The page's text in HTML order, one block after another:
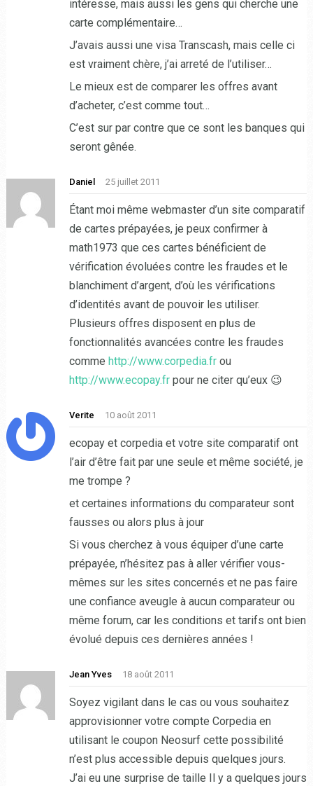
intéresse, mais aussi les gens qui cherche une
carte complémentaire…
J’avais aussi une visa Transcash, mais celle ci
est vraiment chère, j’ai arreté de l’utiliser…
Le mieux est de comparer les offres avant
d’acheter, c’est comme tout…
C’est sur par contre que ce sont les banques qui
seront gênée.
Daniel 25 juillet 2011
Étant moi même webmaster d’un site comparatif
de cartes prépayées, je peux confirmer à
math1973 que ces cartes bénéficient de
vérification évoluées contre les fraudes et le
blanchiment d’argent, d’où les vérifications
d’identités avant de pouvoir les utiliser.
Plusieurs offres disposent en plus de
fonctionnalités avancées contre les fraudes
comme http://www.corpedia.frou
http://www.ecopay.frpour ne citer qu’eux 😉
Verite 10 août 2011
ecopay et corpedia et votre site comparatif ont
l’air d’être fait par une seule et même société, je
me trompe ?
et certaines informations du comparateur sont
fausses ou alors plus à jour
Si vous cherchez à vous équiper d’une carte
prépayée, n’hésitez pas à aller vérifier vous-
mêmes sur les sites concernés et ne pas faire
une confiance aveugle à aucun comparateur ou
même forum, car les conditions et tarifs ont bien
évolué depuis ces dernières années !
Jean Yves 18 août 2011
Soyez vigilant dans le cas ou vous souhaitez
approvisionner votre compte Corpedia en
utilisant le coupon Neosurf cette possibilité
n’est plus accessible depuis quelques jours.
J’ai eu une surprise de taille Il y a quelques jours